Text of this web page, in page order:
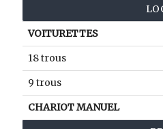
VOITURETTES
18 trous
9 trous
CHARIOT MANUEL